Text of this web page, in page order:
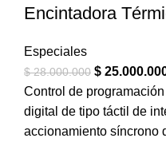
Encintadora
Especiales
$28.000.000 $
Control de
digital de tipo táctil de
accionamiento síncrono